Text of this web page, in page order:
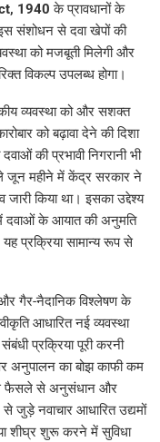
1940 के प्रावधानों के
संशोधन से दवा खेपों की
को मजबूती मिलेगी और
विकल्प उपलब्ध होगा।
व्यवस्था को और सशक्त
को बढ़ावा देने की दिशा
की प्रभावी निगरानी भी
जून महीने में केंद्र सरकार ने
किया था। इसका उद्देश्य
दवाओं के आयात की अनुमति
प्रक्रिया सामान्य रूप से
गैर-नैदानिक विश्लेषण के
आधारित नई व्यवस्था
प्रक्रिया पूरी करनी
अनुपालन का बोझ काफी कम
फैसले से अनुसंधान और
से जुड़े नवाचार आधारित उद्यमों
शीघ्र शुरू करने में सुविधा